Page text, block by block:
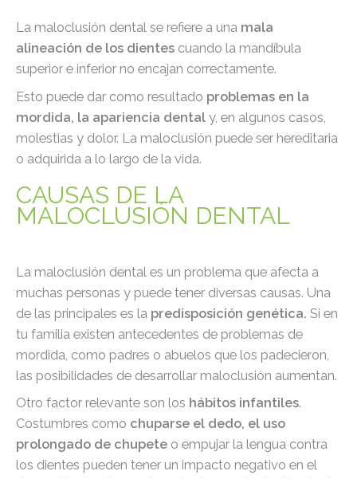
La maloclusión dental se refiere a una mala
alineación de los dientes cuando la mandíbula
superior e inferior no encajan correctamente.
Esto puede dar como resultado problemas en la
mordida, la apariencia dental y, en algunos casos,
molestias y dolor. La maloclusión puede ser hereditaria
o adquirida a lo largo de la vida.
CAUSAS DE LA
MALOCLUSIÓN DENTAL
La maloclusión dental es un problema que afecta a
muchas personas y puede tener diversas causas. Una
de las principales es la predisposición genética. Si en
tu familia existen antecedentes de problemas de
mordida, como padres o abuelos que los padecieron,
las posibilidades de desarrollar maloclusión aumentan.
Otro factor relevante son los hábitos infantiles.
Costumbres como chuparse el dedo, el uso
prolongado de chupete o empujar la lengua contra
los dientes pueden tener un impacto negativo en el